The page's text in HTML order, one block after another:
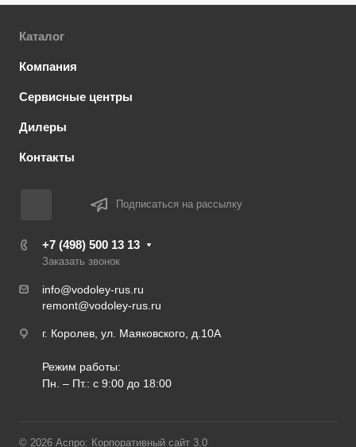
Каталог
Компания
Сервисные центры
Дилеры
Контакты
Подписаться на рассылку
+7 (498) 500 13 13
Заказать звонок
info@vodoley-rus.ru
remont@vodoley-rus.ru
г. Королев, ул. Маяковского, д.10А
Режим работы:
Пн. – Пт.: с 9:00 до 18:00
© 2026 Аспро: Корпоративный сайт 3.0